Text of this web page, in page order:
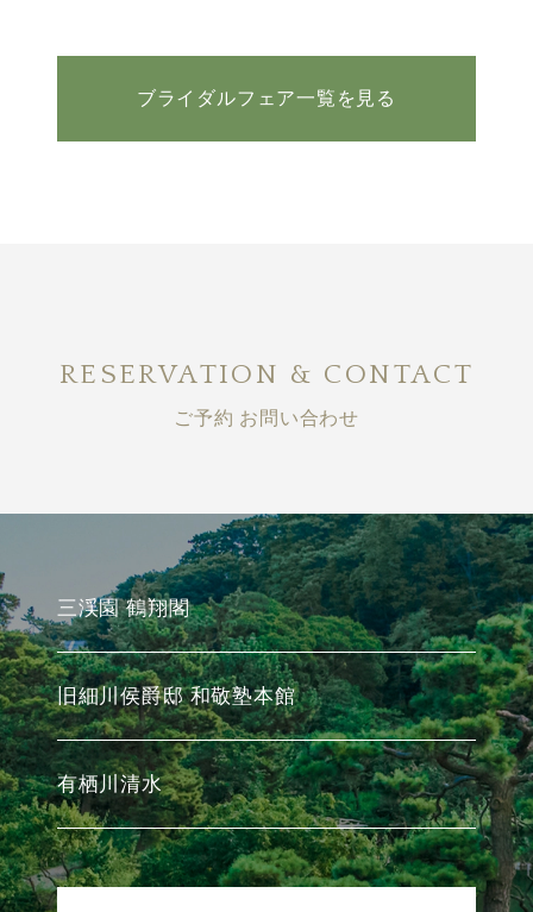
ブライダルフェア一覧を見る
RESERVATION & CONTACT
ご予約 お問い合わせ
三渓園 鶴翔閣
旧細川侯爵邸 和敬塾本館
有栖川清水